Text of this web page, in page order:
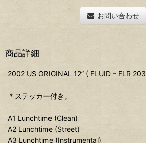
お問い合わせ
商品詳細
2002 US ORIGINAL 12” ( FLUID ‎– FLR
＊ステッカー付き。
A1 Lunchtime (Clean)
A2 Lunchtime (Street)
A3 Lunchtime (Instrumental)